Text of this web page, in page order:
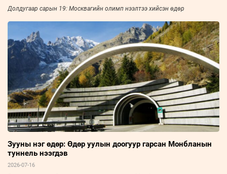
Долдугаар сарын 19: Москвагийн олимп нээлтээ хийсэн өдөр
Зууны нэг өдөр: Өдөр уулын доогуур гарсан Монбланын
туннель нээгдэв
2026-07-16